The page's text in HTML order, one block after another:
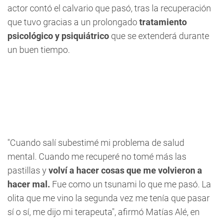
actor contó el calvario que pasó, tras la recuperación
que tuvo gracias a un prolongadotratamiento
psicológico y psiquiátrico que se extenderá durante
un buen tiempo.
"Cuando salí subestimé mi problema de salud
mental. Cuando me recuperé no tomé más las
pastillas y volví a hacer cosas que me volvieron a
hacer mal. Fue como un tsunami lo que me pasó. La
olita que me vino la segunda vez me tenía que pasar
sí o sí, me dijo mi terapeuta", afirmó Matías Alé, en